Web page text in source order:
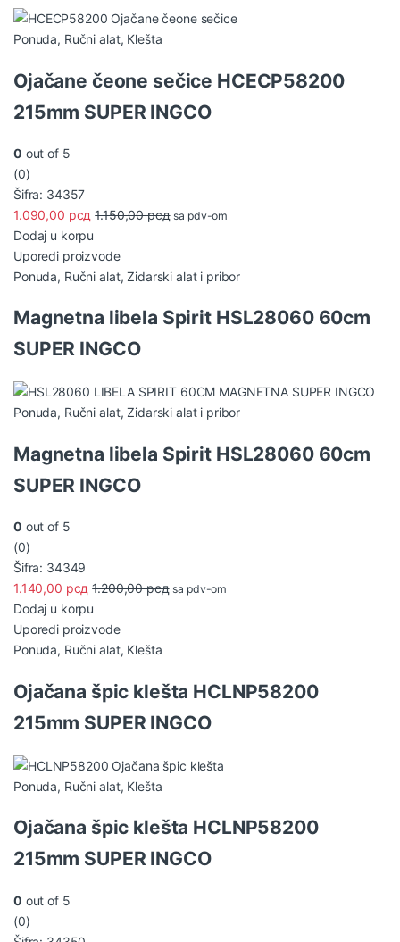
Ponuda, Ručni alat, Klešta
Ojačane čeone sečice HCECP58200
215mm SUPER INGCO
0 out of 5
(0)
Šifra: 34357
1.090,00 рсд 1.150,00рсд sa pdv-om
Dodaj u korpu
Uporedi proizvode
Ponuda, Ručni alat,Zidarski alat i pribor
Magnetna libela Spirit HSL28060 60cm
SUPER INGCO
Ponuda, Ručni alat,Zidarski alat i pribor
Magnetna libela Spirit HSL28060 60cm
SUPER INGCO
0 out of 5
(0)
Šifra: 34349
1.140,00 рсд 1.200,00рсд sa pdv-om
Dodaj u korpu
Uporedi proizvode
Ponuda, Ručni alat, Klešta
Ojačana špic klešta HCLNP58200
215mm SUPER INGCO
Ponuda, Ručni alat, Klešta
Ojačana špic klešta HCLNP58200
215mm SUPER INGCO
0 out of 5
(0)